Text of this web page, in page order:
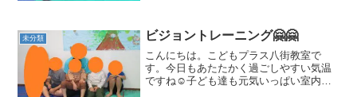
ずゴールまで行く遊びになり...
未分類 ビジョントレーニング🤗🤗
こんにちは。こどもプラス八街教室で
す。今日もあたたかく過ごしやすい気温
ですね☺️子ども達も元気いっぱい室内で